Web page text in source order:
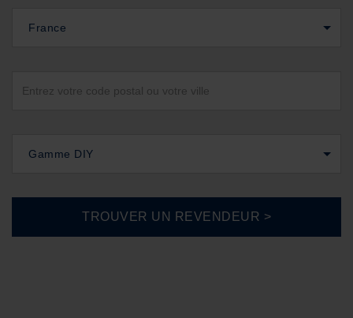
France
Gamme DIY